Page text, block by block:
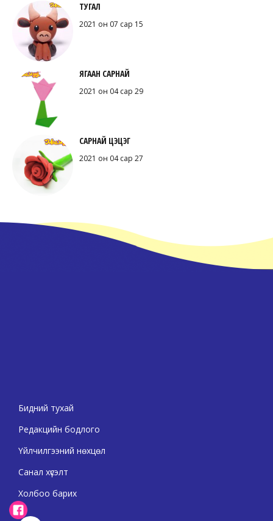
ТУГАЛ
2021 он 07 сар 15
ЯГААН САРНАЙ
2021 он 04 сар 29
САРНАЙ ЦЭЦЭГ
2021 он 04 сар 27
Бидний тухай
Редакцийн бодлого
Үйлчилгээний нөхцөл
Санал хүсэлт
Холбоо барих